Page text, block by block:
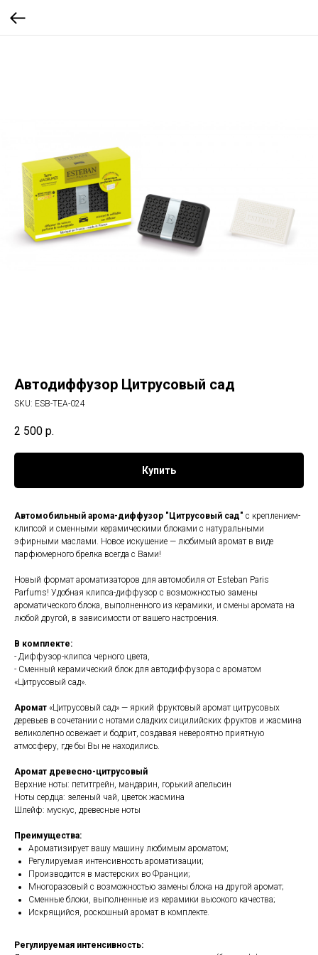
Автодиффузор Цитрусовый сад
SKU: ESB-TEA-024
2 500 р.
Купить
Автомобильный арома-диффузор "Цитрусовый сад" с креплением-
клипсой и сменными керамическими блоками с натуральными
эфирными маслами. Новое искушение — любимый аромат в виде
парфюмерного брелка всегда с Вами!
Новый формат ароматизаторов для автомобиля от Esteban Paris
Parfums! Удобная клипса-диффузор с возможностью замены
ароматического блока, выполненного из керамики, и смены аромата на
любой другой, в зависимости от вашего настроения.
В комплекте:
- Диффузор-клипса черного цвета,
- Сменный керамический блок для автодиффузора с ароматом
«Цитрусовый сад».
Аромат «Цитрусовый сад» — яркий фруктовый аромат цитрусовых
деревьев в сочетании с нотами сладких сицилийских фруктов и жасмина
великолепно освежает и бодрит, создавая невероятно приятную
атмосферу, где бы Вы не находились.
Аромат древесно-цитрусовый
Верхние ноты: петитгрейн, мандарин, горький апельсин
Ноты сердца: зеленый чай, цветок жасмина
Шлейф: мускус, древесные ноты
Преимущества:
Ароматизирует вашу машину любимым ароматом;
Регулируемая интенсивность ароматизации;
Производится в мастерских во Франции;
Многоразовый с возможностью замены блока на другой аромат;
Сменные блоки, выполненные из керамики высокого качества;
Искрящийся, роскошный аромат в комплекте.
Регулируемая интенсивность: